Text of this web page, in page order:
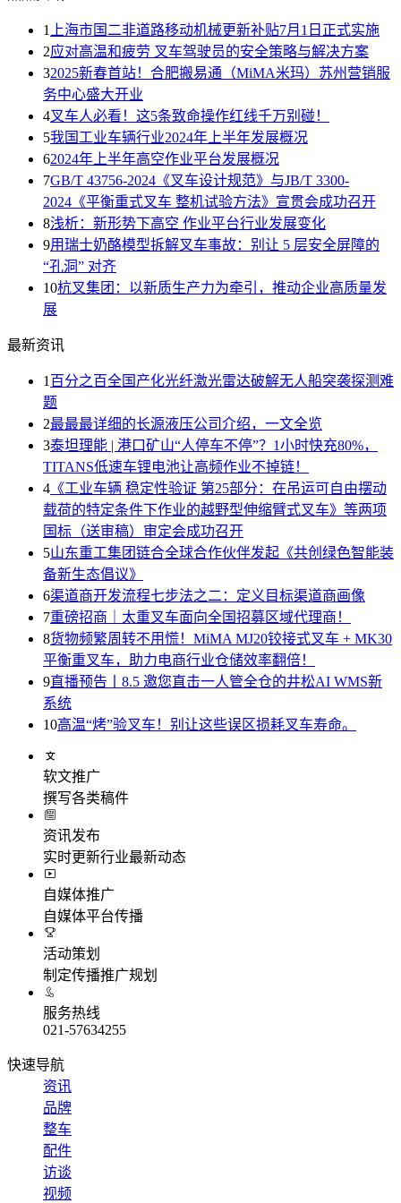
1
上海市国二非道路移动机械更新补贴7月1日正式实施
2应对高温和疲劳 叉车驾驶员的安全策略与解决方案
32025新春首站！合肥搬易通（MiMA米玛）苏州营销服
务中心盛大开业
4叉车人必看！这5条致命操作红线千万别碰！
5我国工业车辆行业2024年上半年发展概况
62024年上半年高空作业平台发展概况
7GB/T 43756-2024《叉车设计规范》与JB/T 3300-
2024《平衡重式叉车 整机试验方法》宣贯会成功召开
8浅析：新形势下高空 作业平台行业发展变化
9用瑞士奶酪模型拆解叉车事故：别让 5 层安全屏障的
“孔洞” 对齐
10杭叉集团：以新质生产力为牵引，推动企业高质量发
展
最新资讯
1 百分之百全国产化光纤激光雷达破解无人船突袭探测难
题
2最最最详细的长源液压公司介绍，一文全览
3泰坦理能 | 港口矿山“人停车不停”？1小时快充80%，
TITANS低速车锂电池让高频作业不掉链！
4 《工业车辆 稳定性验证 第25部分：在吊运可自由摆动
载荷的特定条件下作业的越野型伸缩臂式叉车》等两项
国标（送审稿）审定会成功召开
5山东重工集团链合全球合作伙伴发起《共创绿色智能装
备新生态倡议》
6渠道商开发流程七步法之二：定义目标渠道商画像
7重磅招商｜太重叉车面向全国招募区域代理商！
8货物频繁周转不用慌！MiMA MJ20铰接式叉车 + MK30
平衡重叉车，助力电商行业仓储效率翻倍！
9直播预告丨8.5 邀您直击一人管全仓的井松AI WMS新
系统
10高温“烤”验叉车！别让这些误区损耗叉车寿命。
软文推广
撰写各类稿件
资讯发布
实时更新行业最新动态
自媒体推广
自媒体平台传播
活动策划
制定传播推广规划
服务热线
021-57634255
快速导航
资讯
品牌
整车
配件
访谈
视频